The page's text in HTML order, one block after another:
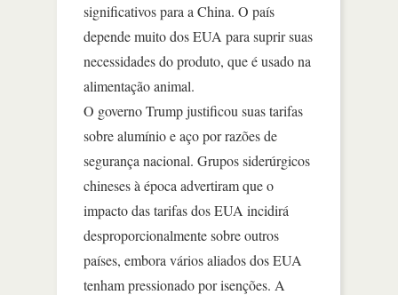
significativos para a China. O país
depende muito dos EUA para suprir suas
necessidades do produto, que é usado na
alimentação animal.
O governo Trump justificou suas tarifas
sobre alumínio e aço por razões de
segurança nacional. Grupos siderúrgicos
chineses à época advertiram que o
impacto das tarifas dos EUA incidirá
desproporcionalmente sobre outros
países, embora vários aliados dos EUA
tenham pressionado por isenções. A